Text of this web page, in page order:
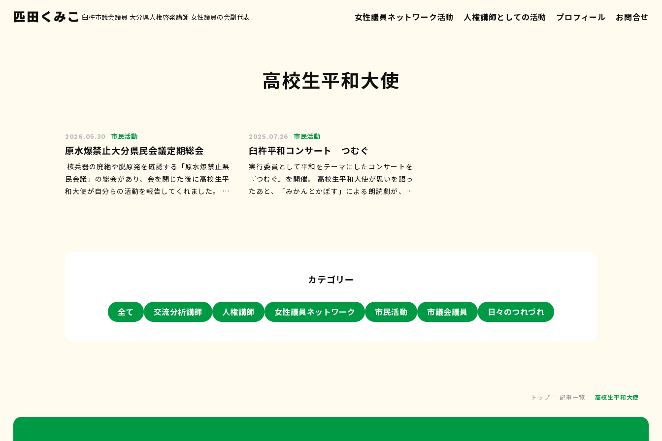
臼杵市議会議員 大分県人権啓発講師 女性議員の会副代表 女性議員ネットワーク活動 人権講師としての活動 プロフィール お問合せ
高校生平和大使
2026.05.30 市民活動
原水爆禁止大分県民会議定期総会
核兵器の廃絶や脱原発を確認する「原水爆禁止県
民会議」の総会があり、会を閉じた後に高校生平
和大使が自分らの活動を報告してくれました。 世
2025.07.26 市民活動
臼杵平和コンサート つむぐ
実行委員として平和をテーマにしたコンサートを
『つむぐ』を開催。 高校生平和大使が思いを語っ
たあと、「みかんとかぼす」による朗読劇が、保
カテゴリー
全て 交流分析講師 人権講師 女性議員ネットワーク 市民活動 市議会議員 日々のつれづれ
トップ 記事一覧 高校生平和大使